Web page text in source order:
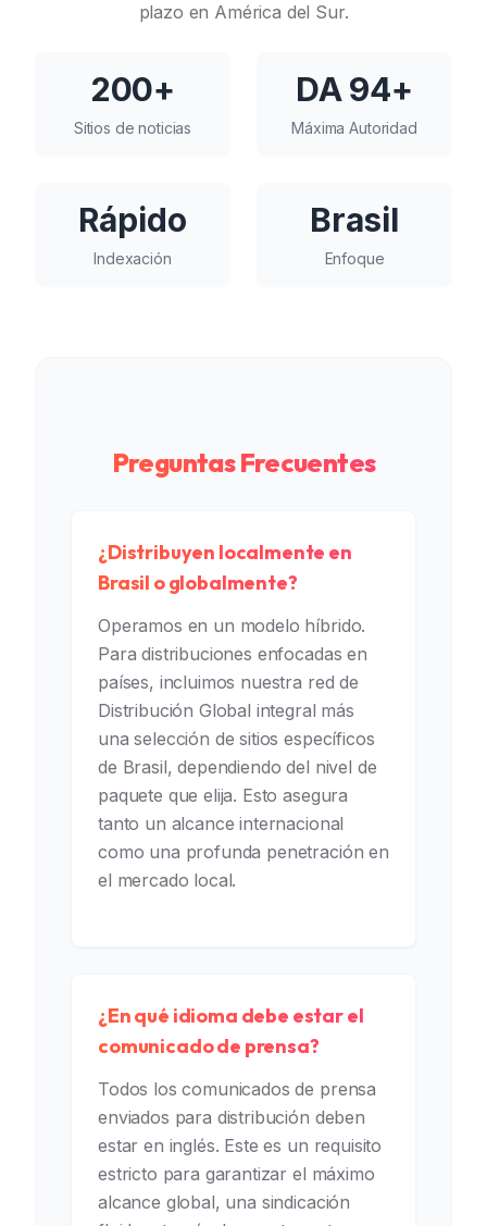
plazo en América del Sur.
200+
Sitios de noticias
DA 94+
Máxima Autoridad
Rápido
Indexación
Brasil
Enfoque
Preguntas Frecuentes
¿Distribuyen localmente en
Brasil o globalmente?
Operamos en un modelo híbrido.
Para distribuciones enfocadas en
países, incluimos nuestra red de
Distribución Global integral más
una selección de sitios específicos
de Brasil, dependiendo del nivel de
paquete que elija. Esto asegura
tanto un alcance internacional
como una profunda penetración en
el mercado local.
¿En qué idioma debe estar el
comunicado de prensa?
Todos los comunicados de prensa
enviados para distribución deben
estar en inglés. Este es un requisito
estricto para garantizar el máximo
alcance global, una sindicación